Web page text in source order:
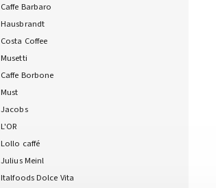
Caffe Barbaro
Hausbrandt
Costa Coffee
Musetti
Caffe Borbone
Must
Jacobs
L'OR
Lollo caffé
Julius Meinl
Italfoods Dolce Vita